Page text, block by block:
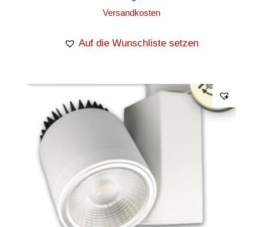
Versandkosten
Auf die Wunschliste setzen